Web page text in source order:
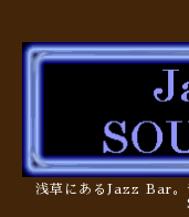
浅草にあるJazz Bar。